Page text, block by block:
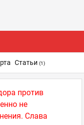
против
не
Слава
Статьи (1)